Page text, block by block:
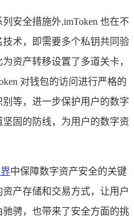
安全措施外,imToken 也在不
术，即需要多个私钥共同验
资产转移设置了多道关卡，
对钱包的访问进行严格的
等，进一步保护用户的数字
固的防线，为用户的数字资
中保障数字资产安全的关键
产存储和交易方式，让用户
骋，也带来了安全方面的挑